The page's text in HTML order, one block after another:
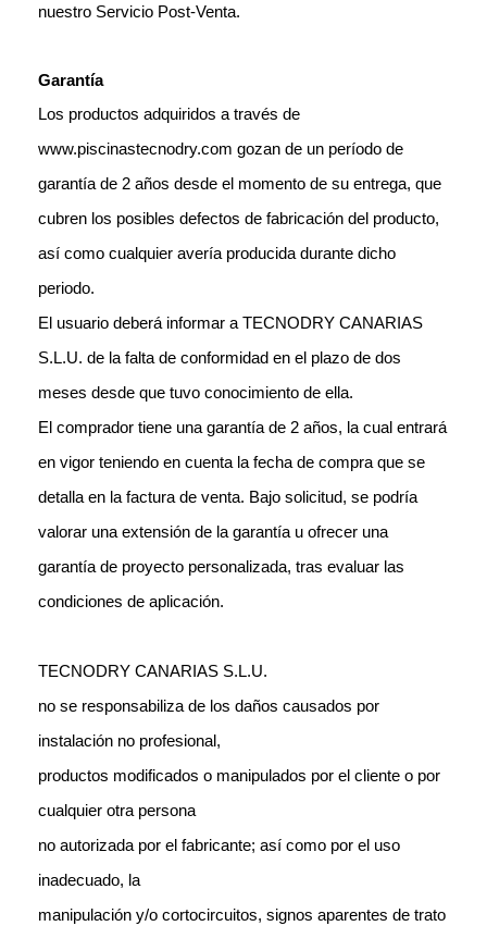
nuestro Servicio Post-Venta.
Garantía
Los productos adquiridos a través de
www.piscinastecnodry.com gozan de un período de
garantía de 2 años desde el momento de su entrega, que
cubren los posibles defectos de fabricación del producto,
así como cualquier avería producida durante dicho
periodo.
El usuario deberá informar a TECNODRY CANARIAS
S.L.U. de la falta de conformidad en el plazo de dos
meses desde que tuvo conocimiento de ella.
El comprador tiene una garantía de 2 años, la cual entrará
en vigor teniendo en cuenta la fecha de compra que se
detalla en la factura de venta. Bajo solicitud, se podría
valorar una extensión de la garantía u ofrecer una
garantía de proyecto personalizada, tras evaluar las
condiciones de aplicación.
TECNODRY CANARIAS S.L.U.
no se responsabiliza de los daños causados por
instalación no profesional,
productos modificados o manipulados por el cliente o por
cualquier otra persona
no autorizada por el fabricante; así como por el uso
inadecuado, la
manipulación y/o cortocircuitos, signos aparentes de trato